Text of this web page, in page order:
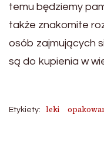
temu będziemy
także znakomite
osób zajmujących
są do kupienia w
Etykiety: leki